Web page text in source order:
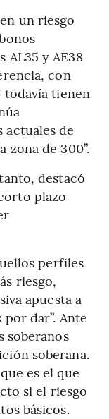
un riesgo
AL35 y AE38
con
todavía tienen
de
zona de 300”.
destacó
plazo
perfiles
riesgo,
apuesta a
dar”. Ante
soberanos
soberana.
es el que
si el riesgo
básicos.